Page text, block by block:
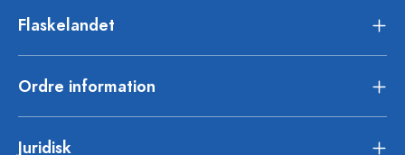
Flaskelandet
Ordre information
Juridisk